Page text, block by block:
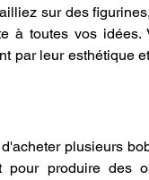
sur des
à toutes vos idées.
par leur esthétique
plusieurs
pour produire des